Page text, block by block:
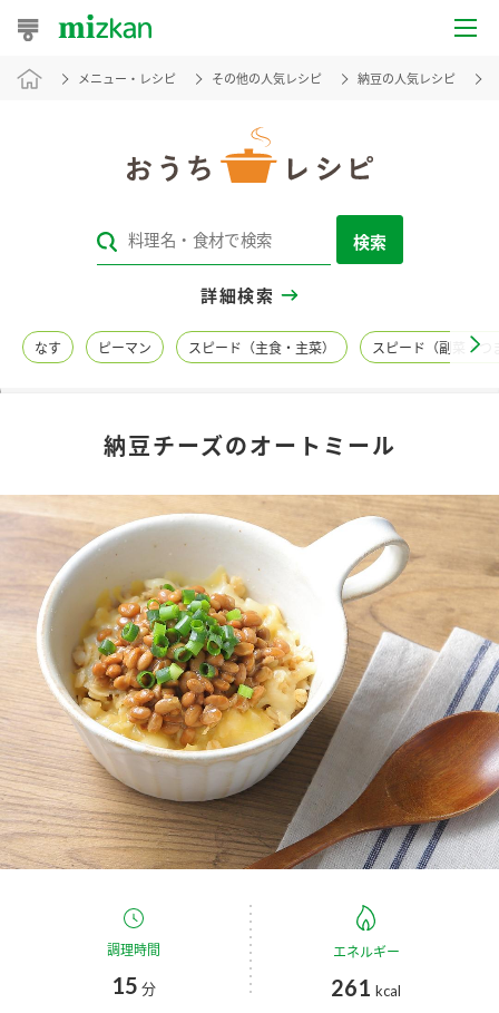
おうちレシピ
レシピカテゴリ一覧
レシピ名特集
商品情報
商品カテゴリ
酢 調味酢
お酢ドリンク ぽん酢
みりん風・料理酒 鍋用調味料
つゆ たれ
スープ 中華
新商品一覧
キャンペーン情報
ブランド・スペシャルサイト
ブランド・スペシャルサイト トップ
商品ブランドサイト
Fibee（ファイビー）
くらしプラ酢
お酢ドリンク
企業情報
国内事業概要
企業理念
ミツカンを知る
環境への取り組み
メニュー・レシピ その他の人気レシピ 納豆の人気レシピ
検索
詳細検索
なす ピーマン スピード（主食・主菜） スピード（副菜・つ
納豆チーズのオートミール
調理時間
15 分
エネルギー
261 kcal